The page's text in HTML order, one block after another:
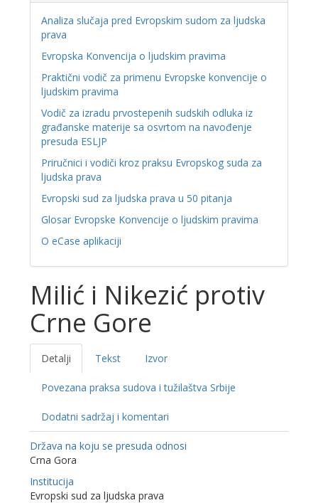
Analiza slučaja pred Evropskim sudom za ljudska
prava
Evropska Konvencija o ljudskim pravima
Praktični vodič za primenu Evropske konvencije o
ljudskim pravima
Vodič za izradu prvostepenih sudskih odluka iz
građanske materije sa osvrtom na navođenje
presuda ESLJP
Priručnici i vodiči kroz praksu Evropskog suda za
ljudska prava
Evropski sud za ljudska prava u 50 pitanja
Glosar Evropske Konvencije o ljudskim pravima
O eCase aplikaciji
Milić i Nikezić protiv
Crne Gore
Detalji Tekst Izvor
Povezana praksa sudova i tužilaštva Srbije
Dodatni sadržaj i komentari
Država na koju se presuda odnosi
Crna Gora
Institucija
Evropski sud za ljudska prava